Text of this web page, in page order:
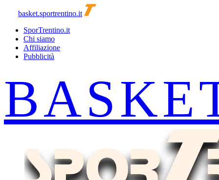
basket.sportrentino.it
SporTrentino.it
Chi siamo
Affiliazione
Pubblicità